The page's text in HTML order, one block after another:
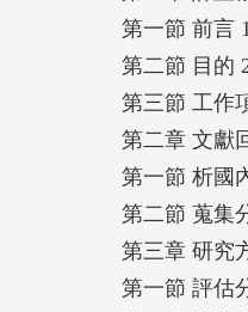
用途及對象
注意事項以
之達成難易
程度等指標
第一節 前言
第二節 目的
第三節 工作
第二章 文獻
第一節 析國
第二節 蒐集
第三章 研究
第一節 評估